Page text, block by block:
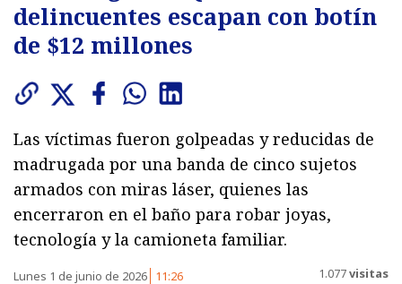
delincuentes escapan con botín
de $12 millones
Las víctimas fueron golpeadas y reducidas de
madrugada por una banda de cinco sujetos
armados con miras láser, quienes las
encerraron en el baño para robar joyas,
tecnología y la camioneta familiar.
Lunes 1 de junio de 2026 11:26 1.077visitas